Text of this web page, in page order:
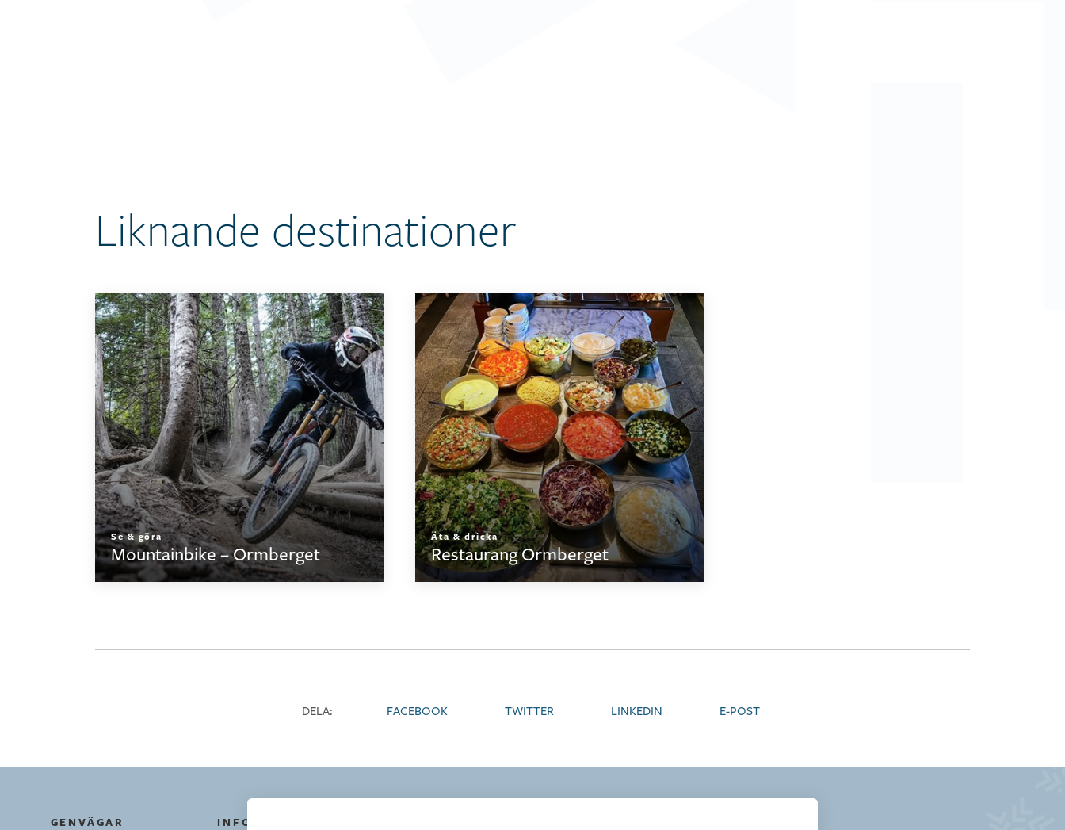
Liknande destinationer
Se & göra
Mountainbike – Ormberget
Äta & dricka
Restaurang Ormberget
DELA: FACEBOOK TWITTER LINKEDIN E-POST
GENVÄGAR INFORMATION